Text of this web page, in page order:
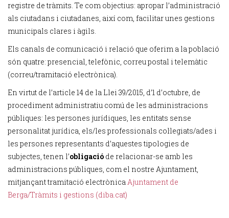
registre de tràmits. Te com objectius: apropar l’administració
als ciutadans i ciutadanes, així com, facilitar unes gestions
municipals clares i àgils.
Els canals de comunicació i relació que oferim a la població
són quatre: presencial, telefònic, correu postal i telemàtic
(correu/tramitació electrònica).
En virtut de l’article 14 de la Llei 39/2015, d’1 d’octubre, de
procediment administratiu comú de les administracions
públiques: les persones jurídiques, les entitats sense
personalitat jurídica, els/les professionals col·legiats/ades i
les persones representants d’aquestes tipologies de
subjectes, tenen l’obligació de relacionar-se amb les
administracions públiques, com el nostre Ajuntament,
mitjançant tramitació electrònicaAjuntament de
Berga/Tràmits i gestions (diba.cat)